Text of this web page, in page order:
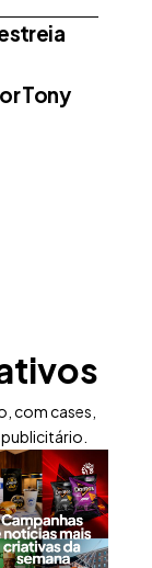
Tony
com cases,